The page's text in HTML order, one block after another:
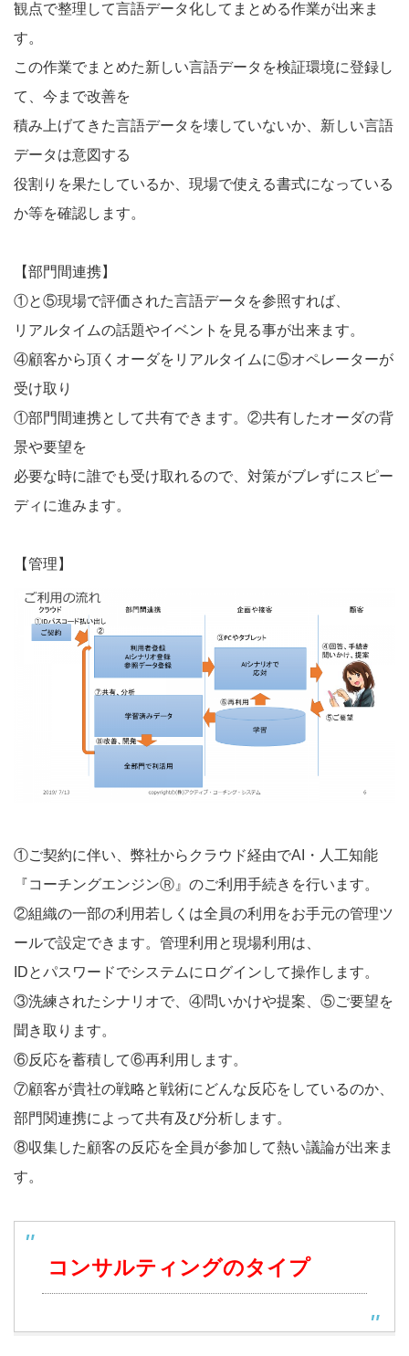
観点で整理して言語データ化してまとめる作業が出来ま
す。
この作業でまとめた新しい言語データを検証環境に登録し
て、今まで改善を
積み上げてきた言語データを壊していないか、新しい言語
データは意図する
役割りを果たしているか、現場で使える書式になっている
か等を確認します。
【部門間連携】
①と⑤現場で評価された言語データを参照すれば、
リアルタイムの話題やイベントを見る事が出来ます。
④顧客から頂くオーダをリアルタイムに⑤オペレーターが
受け取り
①部門間連携として共有できます。②共有したオーダの背
景や要望を
必要な時に誰でも受け取れるので、対策がブレずにスピー
ディに進みます。
【管理】
①ご契約に伴い、弊社からクラウド経由でAI・人工知能
『コーチングエンジンⓇ』のご利用手続きを行います。
②組織の一部の利用若しくは全員の利用をお手元の管理ツ
ールで設定できます。管理利用と現場利用は、
IDとパスワードでシステムにログインして操作します。
③洗練されたシナリオで、④問いかけや提案、⑤ご要望を
聞き取ります。
⑥反応を蓄積して⑥再利用します。
⑦顧客が貴社の戦略と戦術にどんな反応をしているのか、
部門関連携によって共有及び分析します。
⑧収集した顧客の反応を全員が参加して熱い議論が出来ま
す。
コンサルティングのタイプ